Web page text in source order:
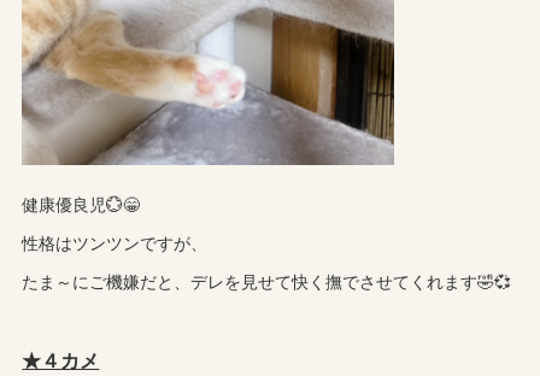
健康優良児💮😁
性格はツンツンですが、
たま～にご機嫌だと、デレを見せて快く撫でさせてくれます🤣💞
★４カメ